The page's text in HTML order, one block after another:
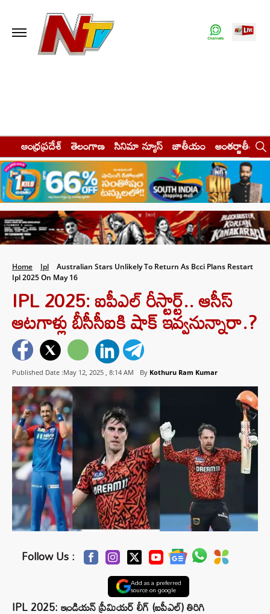
ఆంధ్రప్రదేశ్ తెలంగాణ సినిమా న్యూస్ జాతీయం అంతర్జాతీయం
Home Ipl
Australian Stars Unlikely To Return As Bcci Plans Restart
Ipl 2025 On May 16
IPL 2025: ఐపీఎల్ రీస్టార్ట్.. ఆసీస్
ఆటగాళ్లు బీసీసీఐకి షాక్ ఇవ్వనున్నారా.?
Published Date :May 12, 2025 , 8:14 AM By Kothuru Ram Kumar
Follow Us :
Add as a preferred
source on google
IPL 2025: ఇండియన్ ప్రీమియర్ లీగ్ (ఐపీఎల్) తిరిగి